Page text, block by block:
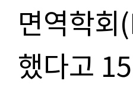
면역학회
했다고